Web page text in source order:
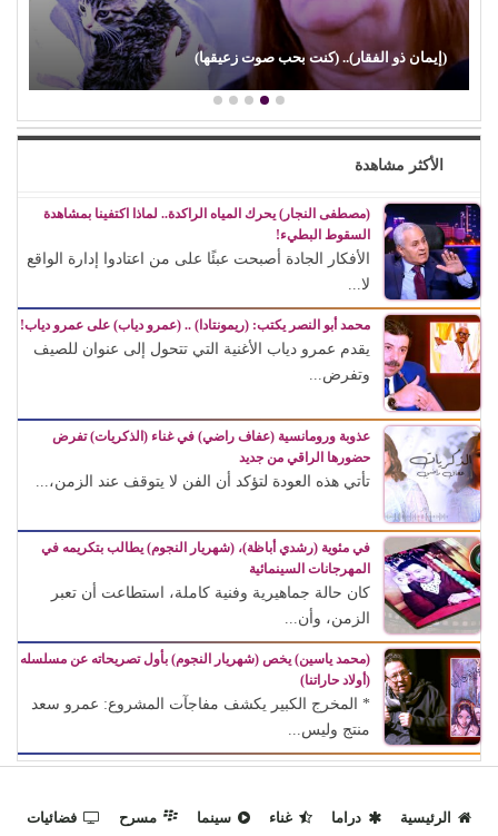
صراع صناع (الدراما العربية).. كيف رسخت (الصبّاح) حضورها بين
صناع الدراما…
الأكثر مشاهدة
(مصطفى النجار) يحرك المياه الراكدة.. لماذا اكتفينا بمشاهدة
السقوط البطيء!
الأفكار الجادة أصبحت عبئًا على من اعتادوا إدارة الواقع
لا...
محمد أبو النصر يكتب: (ريمونتادا) .. (عمرو دياب) على عمرو دياب!
يقدم عمرو دياب الأغنية التي تتحول إلى عنوان للصيف
وتفرض...
عذوبة ورومانسية (عفاف راضي) في غناء (الذكريات) تفرض
حضورها الراقي من جديد
تأتي هذه العودة لتؤكد أن الفن لا يتوقف عند الزمن،...
في مئوية (رشدي أباظة)، (شهريار النجوم) يطالب بتكريمه في
المهرجانات السينمائية
كان حالة جماهيرية وفنية كاملة، استطاعت أن تعبر
الزمن، وأن...
(محمد ياسين) يخص (شهريار النجوم) بأول تصريحاته عن مسلسله
(أولاد حاراتنا)
* المخرج الكبير يكشف مفاجآت المشروع: عمرو سعد
منتج وليس...
الرئيسية دراما غناء سينما مسرح فضائيات